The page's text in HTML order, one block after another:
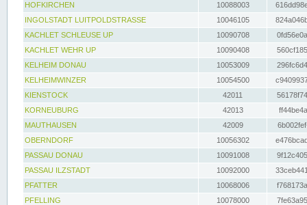
HOFKIRCHEN
10088003
INGOLSTADT LUITPOLDSTRASSE
10046105
KACHLET SCHLEUSE UP
10090708
KACHLET WEHR UP
10090408
KELHEIM DONAU
10053009
KELHEIMWINZER
10054500
KIENSTOCK
42011
KORNEUBURG
42013
MAUTHAUSEN
42009
OBERNDORF
10056302
PASSAU DONAU
10091008
PASSAU ILZSTADT
10092000
PFATTER
10068006
PFELLING
10078000